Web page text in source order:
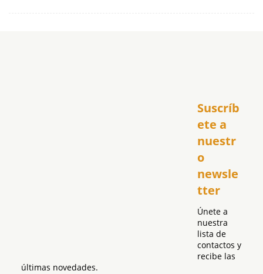
Suscríb
ete a
nuestr
o
newsle
tter
Únete a
nuestra
lista de
contactos y
recibe las
últimas novedades.